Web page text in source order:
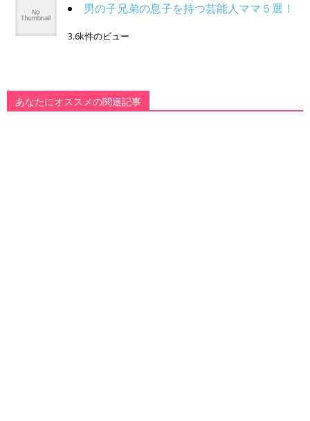
男の子兄弟の息子を持つ芸能人ママ５選！
3.6k件のビュー
あなたにオススメの関連記事